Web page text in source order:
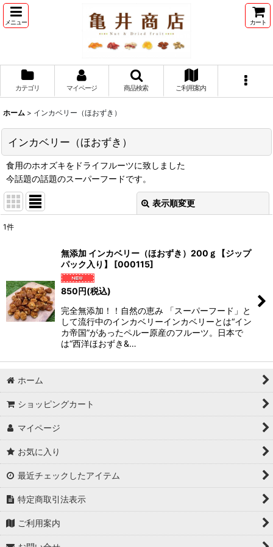
メニュー カート
カテゴリ マイページ 商品検索 ご利用案内
ホーム > インカベリー（ほおずき）
インカベリー（ほおずき）
食用のホオズキをドライフルーツに致しました
今話題の話題のスーパーフードです。
表示順変更
絞り込む
1件
無添加 インカベリー（ほおずき）200ｇ【ジップ
パック入り】
[000115]
850円(税込)
完全無添加！！自然の恵み 「スーパーフード」と
して流行中のインカベリーインカベリーとは“イン
カ帝国”があったペルー原産のフルーツ。日本で
は“西洋ほおずき&…
ホーム
ショッピングカート
マイページ
お気に入り
最近チェックしたアイテム
特定商取引法表示
ご利用案内